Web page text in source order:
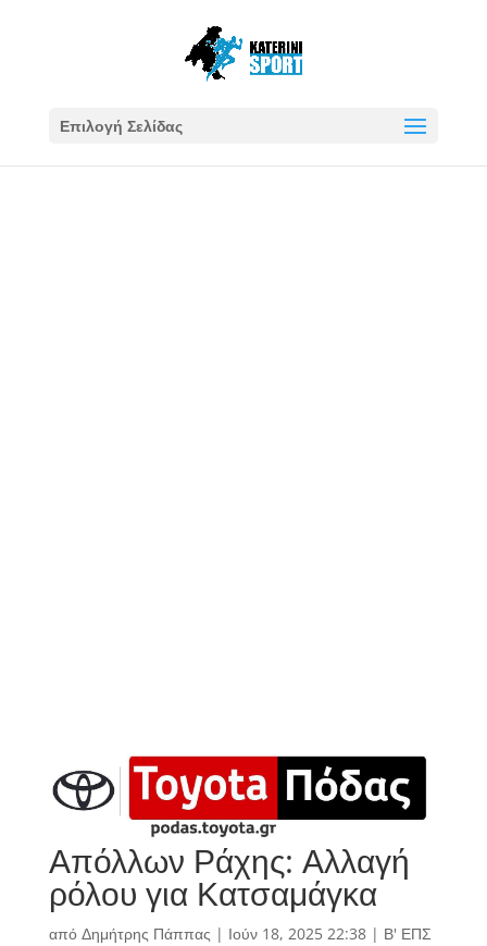
Επιλογή Σελίδας
Απόλλων Ράχης: Αλλαγή
ρόλου για Κατσαμάγκα
από Δημήτρης Πάππας | Ιούν 18, 2025 22:38| Β' ΕΠΣ